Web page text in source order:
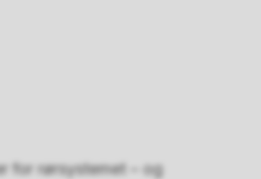
for rørsystemet – og